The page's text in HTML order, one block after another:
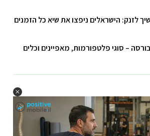
לזנק: הישראלים ניפצו את שיא כל הזמנים
– סוגי פלטפורמות, מאפיינים וכלים